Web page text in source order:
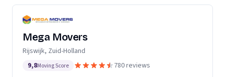
Mega Movers
Rijswijk, Zuid-Holland
9,8Moving Score 780 reviews